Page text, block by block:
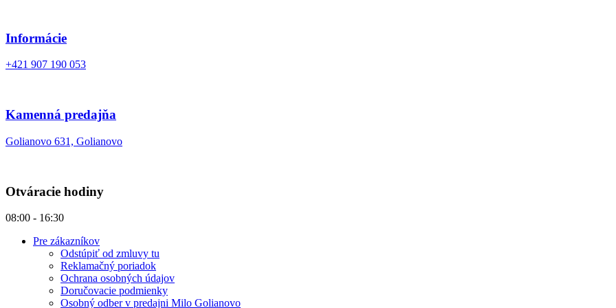
Informácie
+421 907 190 053
Kamenná predajňa
Golianovo 631, Golianovo
Otváracie hodiny
08:00 - 16:30
Pre zákazníkov
Odstúpiť od zmluvy tu
Reklamačný poriadok
Ochrana osobných údajov
Doručovacie podmienky
Osobný odber v predajni Milo Golianovo